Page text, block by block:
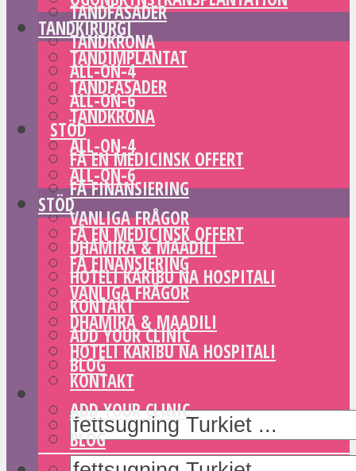
TANDFASADER
TANDKRONA
ALL-ON-4
ALL-ON-6
STÖD
FÅ EN MEDICINSK OFFERT
FÅ FINANSIERING
VANLIGA FRÅGOR
DHAMIRA & MAADILI
HOTELI KARIBU NA HOSPITALI
KONTAKT
ADD YOUR CLINIC
BLOG
TANDKIRURGI
TANDIMPLANTAT
TANDFASADER
TANDKRONA
ALL-ON-4
ALL-ON-6
STÖD
FÅ EN MEDICINSK OFFERT
FÅ FINANSIERING
VANLIGA FRÅGOR
DHAMIRA & MAADILI
HOTELI KARIBU NA HOSPITALI
KONTAKT
ADD YOUR CLINIC
BLOG